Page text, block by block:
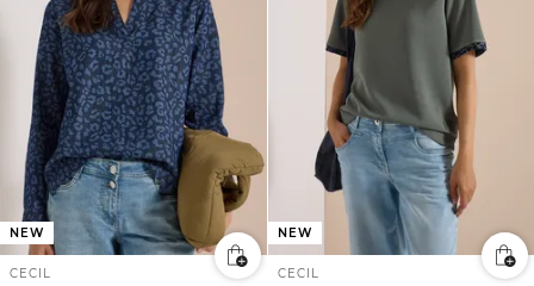
NEW
CECIL
NEW
CECIL